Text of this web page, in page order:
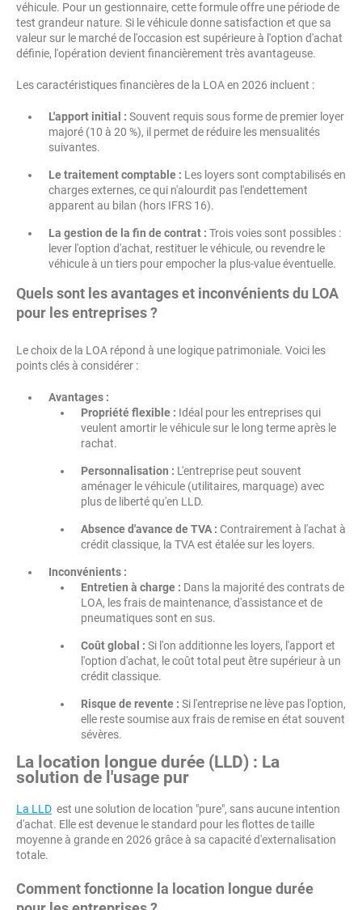
véhicule. Pour un gestionnaire, cette formule offre une période de
test grandeur nature. Si le véhicule donne satisfaction et que sa
valeur sur le marché de l'occasion est supérieure à l'option d'achat
définie, l'opération devient financièrement très avantageuse.
Les caractéristiques financières de la LOA en 2026 incluent :
L'apport initial : Souvent requis sous forme de premier loyer
majoré (10 à 20 %), il permet de réduire les mensualités
suivantes.
Le traitement comptable : Les loyers sont comptabilisés en
charges externes, ce qui n'alourdit pas l'endettement
apparent au bilan (hors IFRS 16).
La gestion de la fin de contrat : Trois voies sont possibles :
lever l'option d'achat, restituer le véhicule, ou revendre le
véhicule à un tiers pour empocher la plus-value éventuelle.
Quels sont les avantages et inconvénients du LOA
pour les entreprises ?
Le choix de la LOA répond à une logique patrimoniale. Voici les
points clés à considérer :
Avantages :
Propriété flexible : Idéal pour les entreprises qui
veulent amortir le véhicule sur le long terme après le
rachat.
Personnalisation : L'entreprise peut souvent
aménager le véhicule (utilitaires, marquage) avec
plus de liberté qu'en LLD.
Absence d'avance de TVA : Contrairement à l'achat à
crédit classique, la TVA est étalée sur les loyers.
Inconvénients :
Entretien à charge : Dans la majorité des contrats de
LOA, les frais de maintenance, d'assistance et de
pneumatiques sont en sus.
Coût global : Si l'on additionne les loyers, l'apport et
l'option d'achat, le coût total peut être supérieur à un
crédit classique.
Risque de revente : Si l'entreprise ne lève pas l'option,
elle reste soumise aux frais de remise en état souvent
sévères.
La location longue durée (LLD) : La
solution de l'usage pur
La LLD est une solution de location "pure", sans aucune intention
d'achat. Elle est devenue le standard pour les flottes de taille
moyenne à grande en 2026 grâce à sa capacité d'externalisation
totale.
Comment fonctionne la location longue durée